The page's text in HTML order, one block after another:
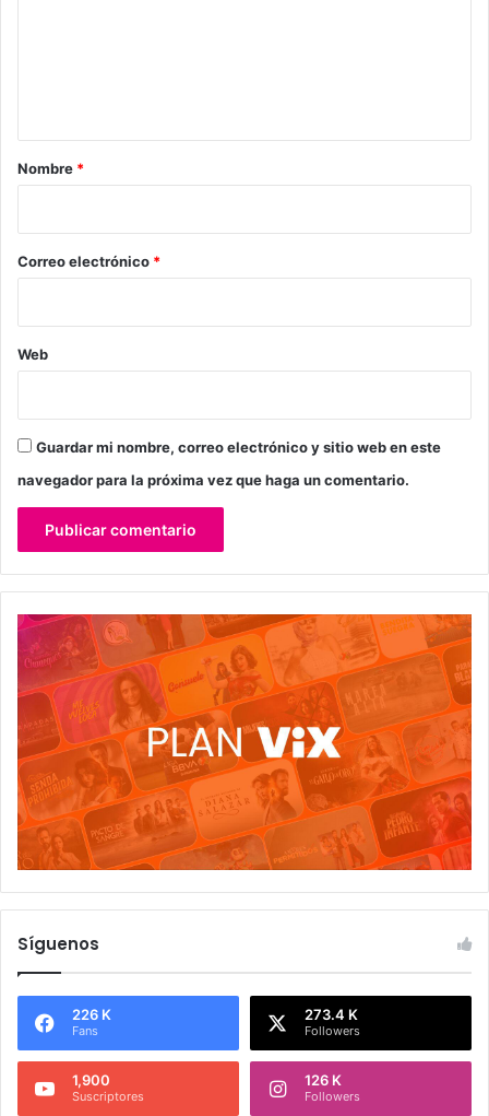
r
*
Nombre *
Correo electrónico *
Web
Guardar mi nombre, correo electrónico y sitio web en este
navegador para la próxima vez que haga un comentario.
Síguenos